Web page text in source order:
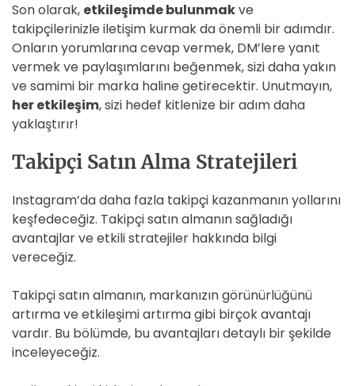
Son olarak, etkileşimde bulunmakve
takipçilerinizle iletişim kurmak da önemli bir adımdır.
Onların yorumlarına cevap vermek, DM’lere yanıt
vermek ve paylaşımlarını beğenmek, sizi daha yakın
ve samimi bir marka haline getirecektir. Unutmayın,
her etkileşim, sizi hedef kitlenize bir adım daha
yaklaştırır!
Takipçi Satın Alma Stratejileri
Instagram’da daha fazla takipçi kazanmanın yollarını
keşfedeceğiz. Takipçi satın almanın sağladığı
avantajlar ve etkili stratejiler hakkında bilgi
vereceğiz.
Takipçi satın almanın, markanızın görünürlüğünü
artırma ve etkileşimi artırma gibi birçok avantajı
vardır. Bu bölümde, bu avantajları detaylı bir şekilde
inceleyeceğiz.